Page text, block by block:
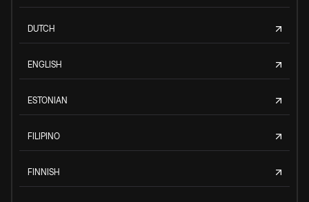
DUTCH
ENGLISH
ESTONIAN
FILIPINO
FINNISH